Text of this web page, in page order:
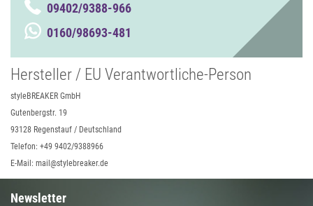
09402/9388-966
0160/98693-481
Hersteller / EU Verantwortliche-Person
styleBREAKER GmbH
Gutenbergstr. 19
93128 Regenstauf / Deutschland
Telefon: +49 9402/9388966
E-Mail: mail@stylebreaker.de
Newsletter